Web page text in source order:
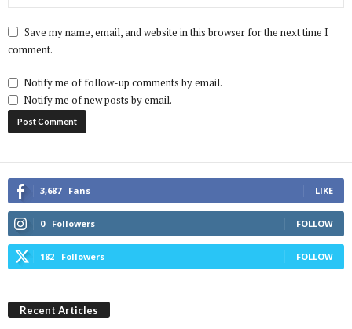
Save my name, email, and website in this browser for the next time I
comment.
Notify me of follow-up comments by email.
Notify me of new posts by email.
3,687 Fans LIKE
0 Followers FOLLOW
182 Followers FOLLOW
Recent Articles